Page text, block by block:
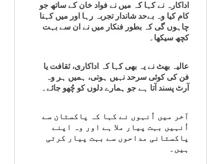
اداکارہ نے کہا کہ میں نے فواد خان کے ساتھ جو
کام کیا وہ بےحد شاندار تجربہ رہا اور میں کہنا
چاہوں گی کہ بطور فنکار میں نے ان سے بہت
کچھ سیکھا۔
عالیہ بھٹ نے یہ بھی کہا کہ اداکاری، ثقافت یا
فن کی کوئی سرحد نہیں ہوتی، ہمیں ہر وہ
آرٹ پسند آتا ہے جو ہمارے دلوں کو چُھو جائے۔
آخر میں اُنہوں نے کہا کہ پاکستان سے
اُنہیں بہت پیار ملا ہے اور وہ اپنے
پاکستانی مداحوں سے بہت پیار کرتی
ہیں۔